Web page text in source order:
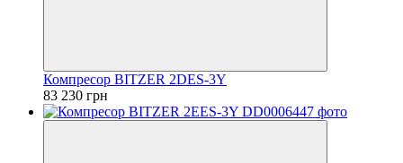
Компресор BITZER 2DES-3Y
83 230 грн